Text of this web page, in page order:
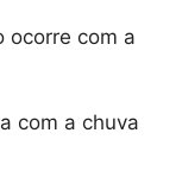
ocorre com a
com a chuva